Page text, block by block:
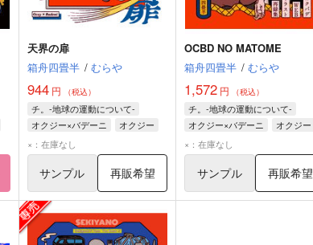
天界の扉
箱舟四畳半 / むらや
944円 （税込）
チ。-地球の運動について-
オクジー×バデーニ
オクジー
バデーニ
×：在庫なし
サンプル 再販希望
OCBD NO MATOME
箱舟四畳半 / むらや
1,572 円 （税込）
チ。-地球の運動について-
オクジー×バデーニ
オクジー
バデーニ
×：在庫なし
サンプル 再販希望